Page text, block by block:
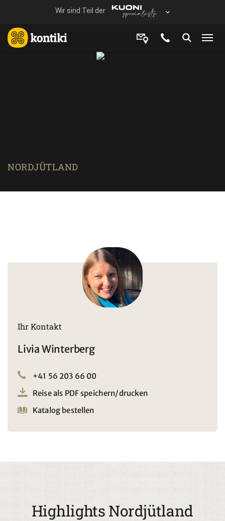
NORDJÜTLAND
Ihr Kontakt
Livia Winterberg
+41 56 203 66 00
Reise als PDF speichern/drucken
Katalog bestellen
Highlights Nordjütland